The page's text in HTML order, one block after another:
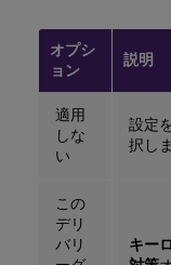
オプシ
ョン
説明
適用
しな
い
設定
択し
この
デリ
バリ
キー